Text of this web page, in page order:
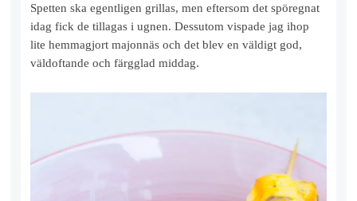
Spetten ska egentligen grillas, men eftersom det spöregnat
idag fick de tillagas i ugnen. Dessutom vispade jag ihop
lite hemmagjort majonnäs och det blev en väldigt god,
väldoftande och färgglad middag.